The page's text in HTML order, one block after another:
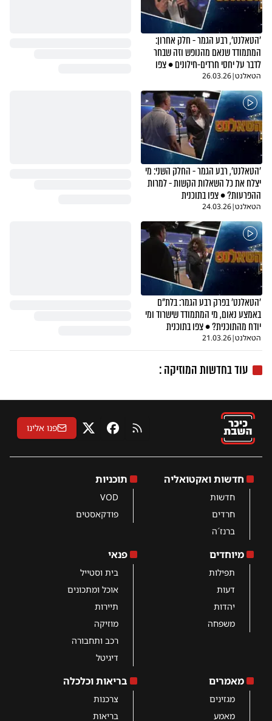
'הטאלנט', רבע הגמר - חלק אחרון:
המתמודד שנאם מהנופש וזה שבחר
לדבר על יחסי חרדים-חילונים • צפו
הטאלנט|
26.03.26
'הטאלנט', רבע הגמר - החלק השני: מי
יצלח את כל השאלות הקשות - למרות
ההפרעות? • צפו בתוכנית
הטאלנט|
24.03.26
'הטאלנט' בפרק רבע הגמר: בלת"ם
באמצע נאום, מי המתמודד שישרוד ומי
יודח מהתוכנית? • צפו בתוכנית
הטאלנט|
21.03.26
עוד בחדשות המוזיקה :
RSS פייסבוקX פנו אלינו
חדשות ואקטואליה
חדשות
חרדים
ברנז´ה
תוכניות
VOD
פודקאסטים
מיוחדים
תפילות
דעות
יהדות
משפחה
פנאי
בית וסטייל
אוכל ומתכונים
תיירות
מוזיקה
רכב ותחבורה
דיגיטל
מאמרים
מגזינים
מאמע
בריאות וכלכלה
צרכנות
בריאות